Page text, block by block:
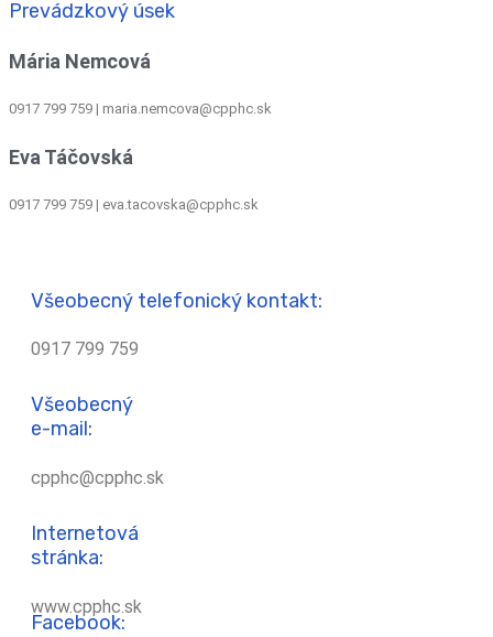
Prevádzkový úsek
Mária Nemcová
0917 799 759 | maria.nemcova@cpphc.sk
Eva Táčovská
0917 799 759 | eva.tacovska@cpphc.sk
Všeobecný telefonický kontakt:
0917 799 759
Všeobecný
e-mail:
cpphc@cpphc.sk
Internetová
stránka:
www.cpphc.sk
Facebook: